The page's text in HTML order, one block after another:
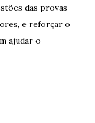
das provas
e reforçar o
ajudar o